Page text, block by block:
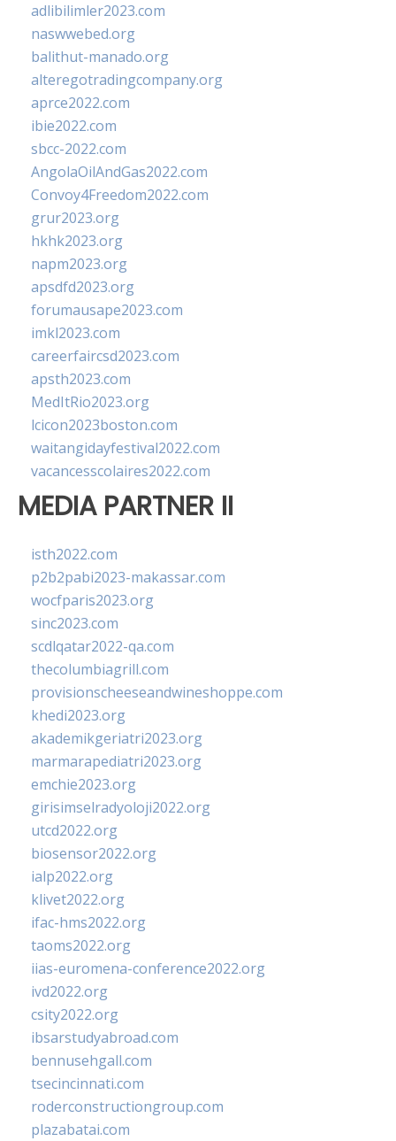
adlibilimler2023.com
naswwebed.org
balithut-manado.org
alteregotradingcompany.org
aprce2022.com
ibie2022.com
sbcc-2022.com
AngolaOilAndGas2022.com
Convoy4Freedom2022.com
grur2023.org
hkhk2023.org
napm2023.org
apsdfd2023.org
forumausape2023.com
imkl2023.com
careerfaircsd2023.com
apsth2023.com
MedItRio2023.org
lcicon2023boston.com
waitangidayfestival2022.com
vacancesscolaires2022.com
MEDIA PARTNER II
isth2022.com
p2b2pabi2023-makassar.com
wocfparis2023.org
sinc2023.com
scdlqatar2022-qa.com
thecolumbiagrill.com
provisionscheeseandwineshoppe.com
khedi2023.org
akademikgeriatri2023.org
marmarapediatri2023.org
emchie2023.org
girisimselradyoloji2022.org
utcd2022.org
biosensor2022.org
ialp2022.org
klivet2022.org
ifac-hms2022.org
taoms2022.org
iias-euromena-conference2022.org
ivd2022.org
csity2022.org
ibsarstudyabroad.com
bennusehgall.com
tsecincinnati.com
roderconstructiongroup.com
plazabatai.com